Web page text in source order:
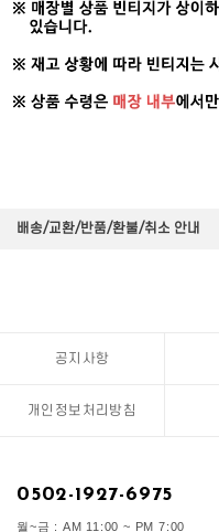
배송/교환/반품/환불/취소 안내
공지사항
개인정보처리방침
0502-1927-6975
월~금 : AM 11:00 ~ PM 7:00